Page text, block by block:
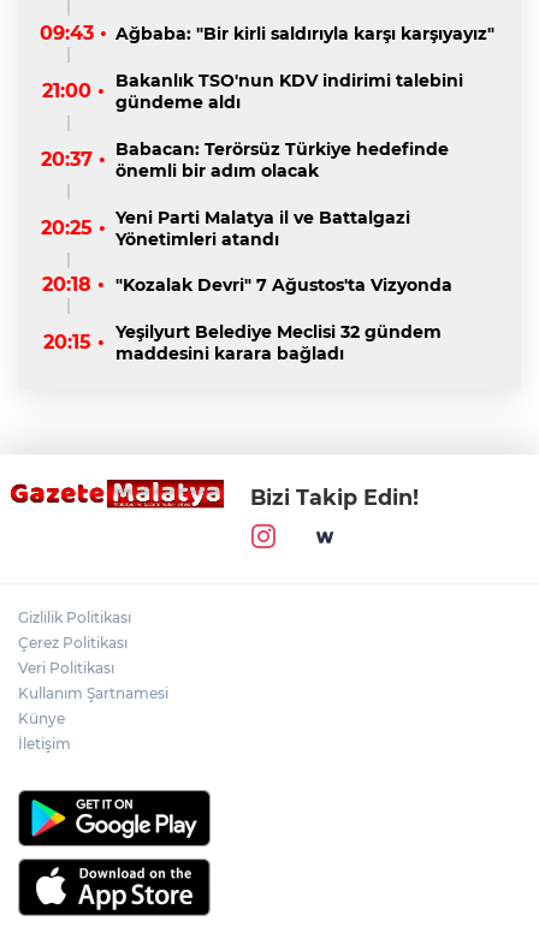
09:43 • Ağbaba: "Bir kirli saldırıyla karşı karşıyayız"
21:00 •
Bakanlık TSO'nun KDV indirimi talebini
gündeme aldı
20:37 • Babacan: Terörsüz Türkiye hedefinde
önemli bir adım olacak
20:25 • Yeni Parti Malatya il ve Battalgazi
Yönetimleri atandı
20:18 • "Kozalak Devri" 7 Ağustos'ta Vizyonda
20:15 • Yeşilyurt Belediye Meclisi 32 gündem
maddesini karara bağladı
Bizi Takip Edin!
Gizlilik Politikası
Çerez Politikası
Veri Politikası
Kullanım Şartnamesi
Künye
İletişim